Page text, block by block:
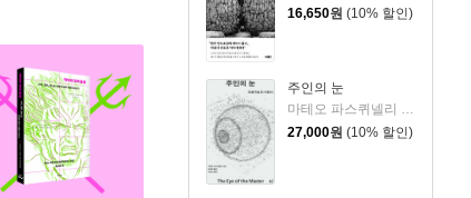
16,650원 (10% 할인)
주인의 눈
마테오 파스퀴넬리 저/김상민 역/이광석 해제
27,000원 (10% 할인)